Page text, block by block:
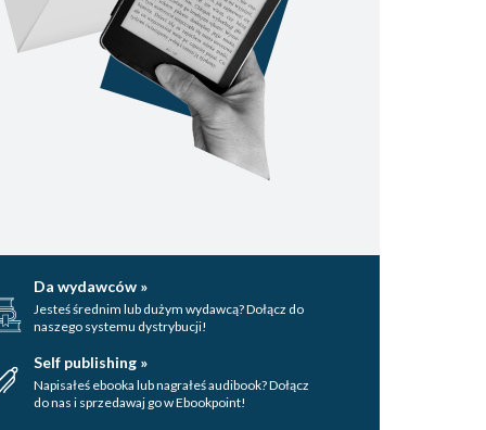
Da wydawców »
Jesteś średnim lub dużym wydawcą? Dołącz do
naszego systemu dystrybucji!
Self publishing »
Napisałeś ebooka lub nagrałeś audibook? Dołącz
do nas i sprzedawaj go w Ebookpoint!